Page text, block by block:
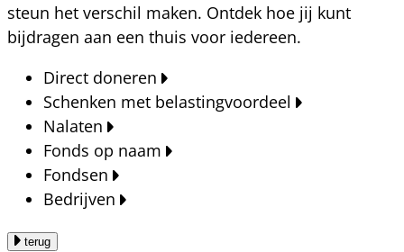
steun het verschil maken. Ontdek hoe jij kunt
bijdragen aan een thuis voor iedereen.
Direct doneren
Schenken met belastingvoordeel
Nalaten
Fonds op naam
Fondsen
Bedrijven
terug